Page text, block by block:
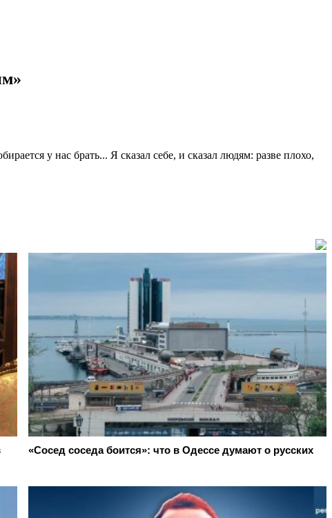
у нас брать... Я сказал себе, и сказал людям: разве плохо,
«Сосед соседа боится»: что в Одессе думают о русских